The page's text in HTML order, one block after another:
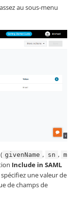
au sous-menu
givenName , sn , m
Include in SAML
une valeur de
de champs de